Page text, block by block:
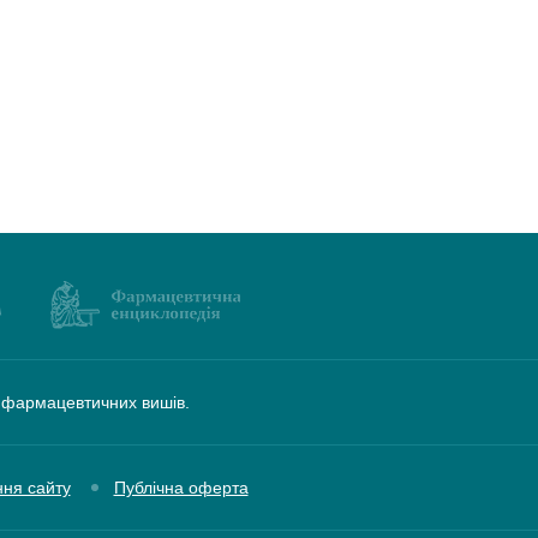
вишів.
сайту Публічна оферта